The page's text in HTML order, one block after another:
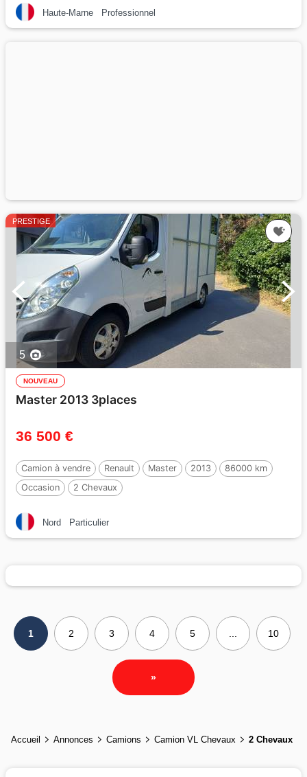
Haute-Marne Professionnel
PRESTIGE
5
NOUVEAU
Master 2013 3places
36 500 €
Camion à vendre Renault Master 2013
86000 km
Occasion
2 Chevaux
Nord Particulier
1 2 3 4 5 10
»
Accueil Annonces Camions Camion VL Chevaux 2 Chevaux